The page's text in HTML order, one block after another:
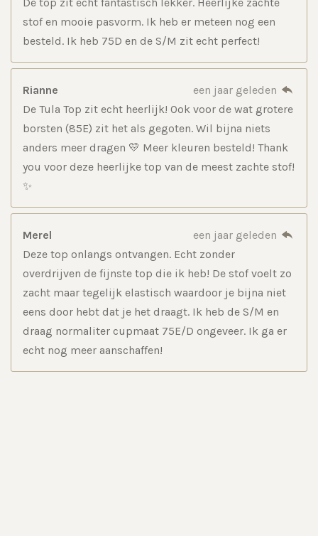
stof en mooie pasvorm. Ik heb er meteen nog een
besteld. Ik heb 75D en de S/M zit echt perfect!
Rianne
een jaar geleden
De Tula Top zit echt heerlijk! Ook voor de wat grotere
borsten (85E) zit het als gegoten. Wil bijna niets
anders meer dragen 💛 Meer kleuren besteld! Thank
you voor deze heerlijke top van de meest zachte stof!
✨
Merel
een jaar geleden
Deze top onlangs ontvangen. Echt zonder
overdrijven de fijnste top die ik heb! De stof voelt zo
zacht maar tegelijk elastisch waardoor je bijna niet
eens door hebt dat je het draagt. Ik heb de S/M en
draag normaliter cupmaat 75E/D ongeveer. Ik ga er
echt nog meer aanschaffen!